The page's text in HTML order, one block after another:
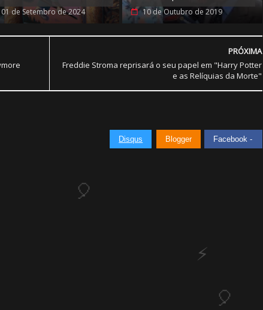
01 de Setembro de 2024 10 de Outubro de 2019
PRÓXIMA
Freddie Stroma reprisará o seu papel em "Harry Potter
e as Relíquias da Morte"
Disqus Blogger Facebook -
🎈